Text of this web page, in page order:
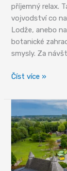
příjemný relax.
vojvodství co
Lodže, anebo
botanické
smysly. Za
Za
i
odpočinkem
Číst více »